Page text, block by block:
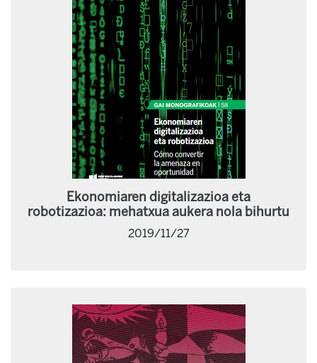
Ekonomiaren digitalizazioa eta
robotizazioa: mehatxua aukera nola bihurtu
2019/11/27